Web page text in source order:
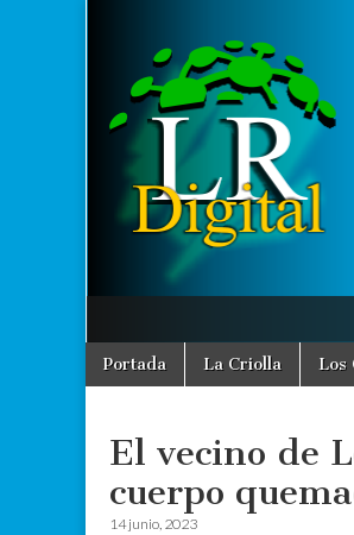
La
Región
Digital
Desde La
Criolla
informamos
a toda la
Región
Main
menu
Skip
Portada La Criolla Los
El vecino de
cuerpo
14 junio, 2023